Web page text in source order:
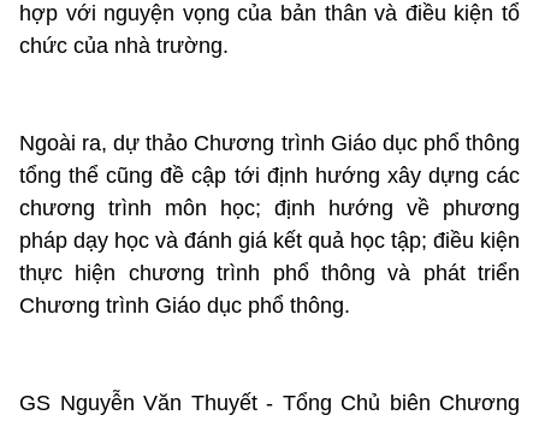
hợp với nguyện vọng của bản thân và điều kiện tổ
chức của nhà trường.
Ngoài ra, dự thảo Chương trình Giáo dục phổ thông
tổng thể cũng đề cập tới định hướng xây dựng các
chương trình môn học; định hướng về phương
pháp dạy học và đánh giá kết quả học tập; điều kiện
thực hiện chương trình phổ thông và phát triển
Chương trình Giáo dục phổ thông.
GS Nguyễn Văn Thuyết - Tổng Chủ biên Chương